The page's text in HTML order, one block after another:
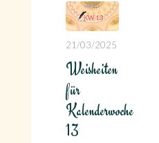
21/03/2025
Weisheiten
für
Kalenderwoche
13